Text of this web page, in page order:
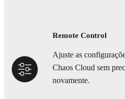
Remote Control
Ajuste as
Chaos Cloud sem
novamente.